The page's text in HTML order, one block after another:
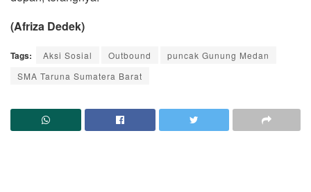
(Afriza Dedek)
Tags: Aksi Sosial Outbound
puncak Gunung Medan
SMA Taruna Sumatera Barat